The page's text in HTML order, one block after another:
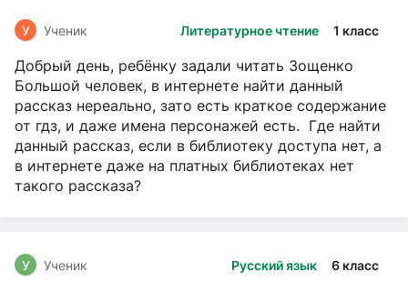
Литературное чтение 1 класс
У Ученик
Добрый день, ребёнку задали читать Зощенко
Большой человек, в интернете найти данный
рассказ нереально, зато есть краткое содержание
от гдз, и даже имена персонажей есть. Где найти
данный рассказ, если в библиотеку доступа нет, а
в интернете даже на платных библиотеках нет
такого рассказа?
Русский язык 6 класс
У Ученик